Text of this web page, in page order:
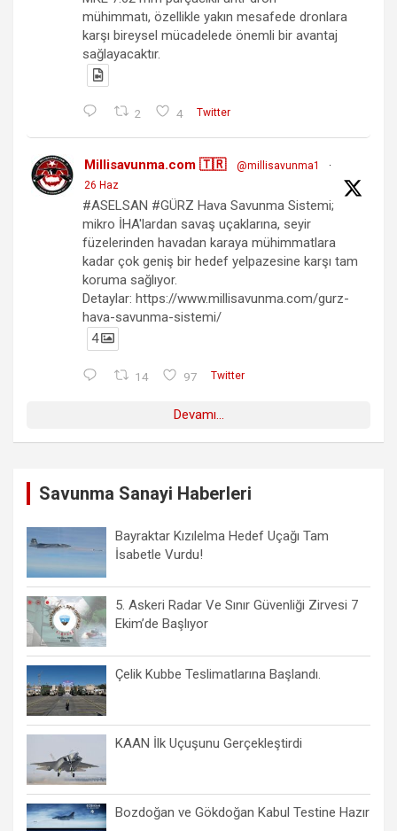
mühimmatı, özellikle yakın mesafede dronlara
karşı bireysel mücadelede önemli bir avantaj
sağlayacaktır.
2 4 Twitter
Millisavunma.com 🇹🇷 @millisavunma1
·
26 Haz
#ASELSAN #GÜRZ Hava Savunma Sistemi;
mikro İHA'lardan savaş uçaklarına, seyir
füzelerinden havadan karaya mühimmatlara
kadar çok geniş bir hedef yelpazesine karşı tam
koruma sağlıyor.
Detaylar: https://www.millisavunma.com/gurz-
hava-savunma-sistemi/
4
14 97 Twitter
Devamı...
Savunma Sanayi Haberleri
Bayraktar Kızılelma Hedef Uçağı Tam
İsabetle Vurdu!
5. Askeri Radar Ve Sınır Güvenliği Zirvesi 7
Ekim’de Başlıyor
Çelik Kubbe Teslimatlarına Başlandı.
KAAN İlk Uçuşunu Gerçekleştirdi
Bozdoğan ve Gökdoğan Kabul Testine Hazır